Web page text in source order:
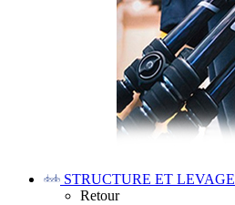
STRUCTURE ET LEVAGE
Retour